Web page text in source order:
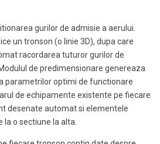
gurilor de admisie a aerului.
un tronson (o linie 3D), dupa care
racordarea tuturor gurilor de
de predimensionare genereaza
parametrilor optimi de functionare
de echipamente existente pe fiecare
desenate automat si elementele
la o sectiune la alta.